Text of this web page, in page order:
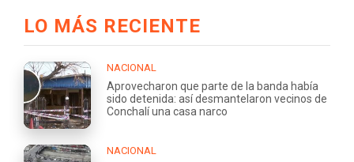
LO MÁS RECIENTE
NACIONAL
Aprovecharon que parte de la banda había
sido detenida: así desmantelaron vecinos de
Conchalí una casa narco
NACIONAL